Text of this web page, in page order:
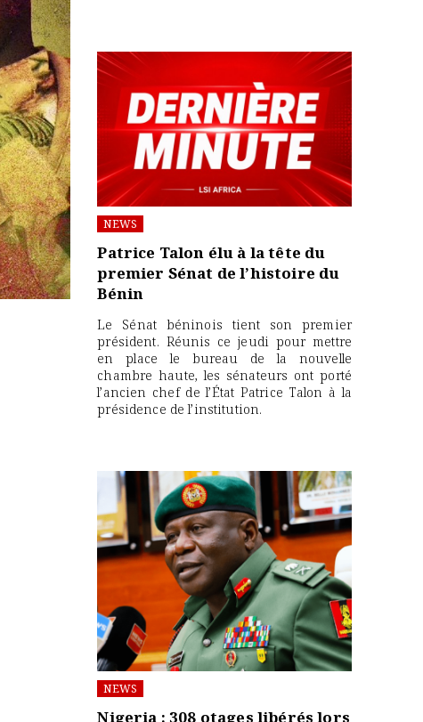
NEWS
Patrice Talon élu à la tête du
premier Sénat de l’histoire du
Bénin
Le Sénat béninois tient son premier
président. Réunis ce jeudi pour mettre
en place le bureau de la nouvelle
chambre haute, les sénateurs ont porté
l’ancien chef de l’État Patrice Talon à la
présidence de l’institution.
NEWS
Nigeria : 308 otages libérés lors